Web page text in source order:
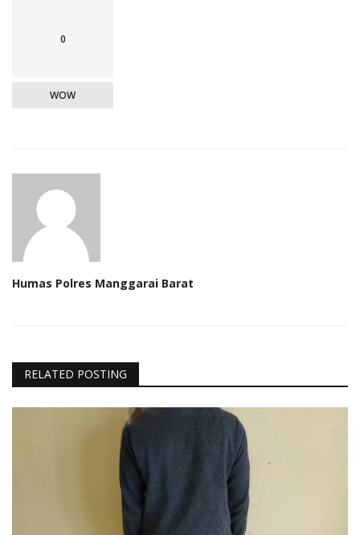
0
WOW
Humas Polres Manggarai Barat
RELATED POSTING